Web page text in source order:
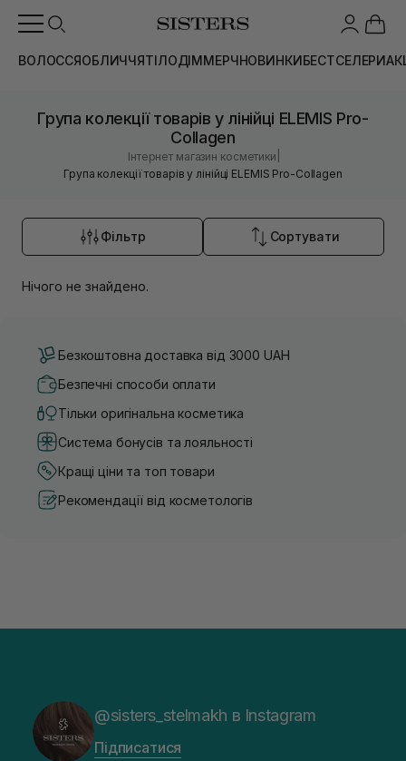
ВОЛОССЯОБЛИЧЧЯТІЛОДІММЕРЧНОВИНКИБЕСТСЕЛЕРИ
Група колекції товарів у лінійці ELEMIS Pro-
Collagen
Інтернет магазин косметики
Група колекції товарів у лінійці ELEMIS Pro-Collagen
Фільтр Сортувати
Нічого не знайдено.
Безкоштовна доставка від 3000 UAH
Безпечні способи оплати
Тільки оригінальна косметика
Система бонусів та лояльності
Кращі ціни та топ товари
Рекомендації від косметологів
@sisters_stelmakh в Instagram
Підписатися